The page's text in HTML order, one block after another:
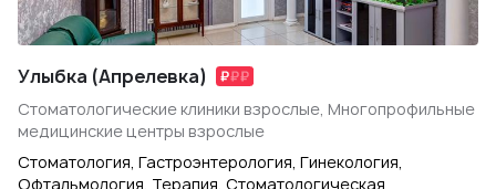
Улыбка (Апрелевка)
Стоматологические клиники взрослые, Многопрофильные
медицинские центры взрослые
Стоматология, Гастроэнтерология, Гинекология,
Офтальмология, Терапия, Стоматологическая